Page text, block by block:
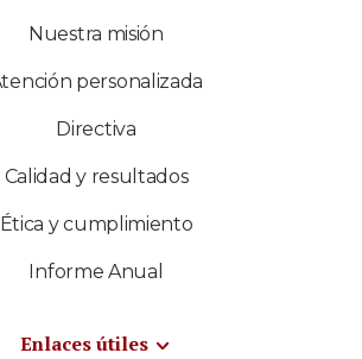
Nuestra misión
personalizada
Directiva
Calidad y resultados
Ética y cumplimiento
Informe Anual
Enlaces útiles